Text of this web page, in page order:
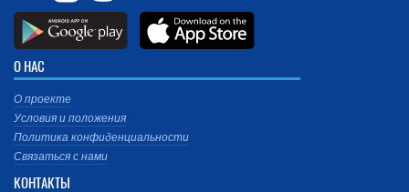
О НАС
О проекте
Условия и положения
Политика конфиденциальности
Связаться с нами
КОНТАКТЫ